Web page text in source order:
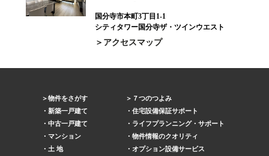
国分寺市本町3丁目1-1
シティタワー国分寺ザ・ツインウエスト
アクセスマップ
物件をさがす
新築一戸建て
中古一戸建て
マンション
土 地
７つのつよみ
住宅設備保証サポート
ライフプランニング・サポート
物件情報のクオリティ
オプション設備サービス